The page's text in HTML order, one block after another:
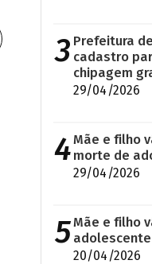
3 Prefeitura
cadastro
chipagem
29/04/2026
4Mãe e filho
morte de
29/04/2026
5Mãe e filho
20/04/2026